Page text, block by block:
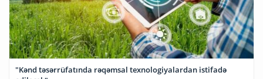
"Kənd təsərrüfatında rəqəmsal texnologiyalardan istifadə